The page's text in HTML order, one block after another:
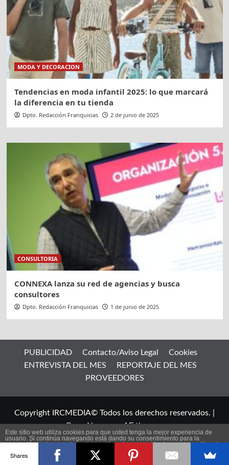
MODA Y DECORACION
Tendencias en moda infantil 2025: lo que marcará
la diferencia en tu tienda
Dpto. Redacción Franquicias 2 de junio de 2025
CONSULTORIA
CONNEXA lanza su red de agencias y busca
consultores
Dpto. Redacción Franquicias 1 de junio de 2025
PUBLICIDAD Contacto/Aviso Legal
Cookies
ENTREVISTA DEL MES
REPORTAJE DEL MES
PROVEEDORES
Copyright IRCMEDIA© Todos los derechos reservados.
CoverNewspor AF themes.
Este sitio web utiliza cookies para que usted tenga la mejor experiencia de
usuario. Si continúa navegando está dando su consentimiento para la
aceptación de las mencionadas cookies y la aceptación de nuestrapolítica de
, pinche el enlace para mayor información.
plugin cookies
Shares